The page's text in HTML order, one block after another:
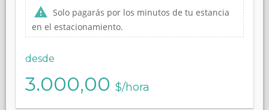
Solo pagarás por los minutos de tu estancia
en el estacionamiento.
desde
3.000,00 $/hora